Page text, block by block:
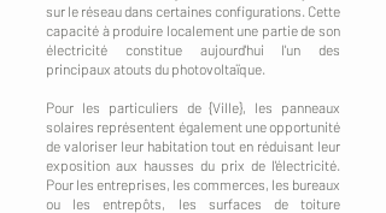
sur le réseau dans certaines configurations. Cette
capacité à produire localement une partie de son
électricité constitue aujourd'hui l'un des
principaux atouts du photovoltaïque.
Pour les particuliers de {Ville}, les panneaux
solaires représentent également une opportunité
de valoriser leur habitation tout en réduisant leur
exposition aux hausses du prix de l'électricité.
Pour les entreprises, les commerces, les bureaux
ou les entrepôts, les surfaces de toiture